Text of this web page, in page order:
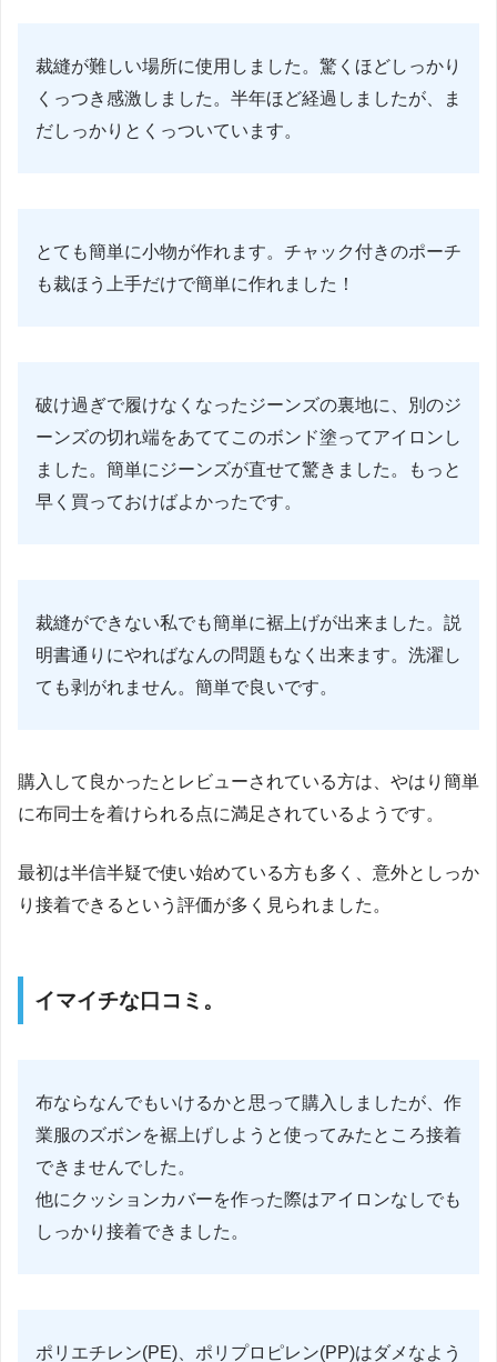
裁縫が難しい場所に使用しました。驚くほどしっかり
くっつき感激しました。半年ほど経過しましたが、ま
だしっかりとくっついています。
とても簡単に小物が作れます。チャック付きのポーチ
も裁ほう上手だけで簡単に作れました！
破け過ぎで履けなくなったジーンズの裏地に、別のジ
ーンズの切れ端をあててこのボンド塗ってアイロンし
ました。簡単にジーンズが直せて驚きました。もっと
早く買っておけばよかったです。
裁縫ができない私でも簡単に裾上げが出来ました。説
明書通りにやればなんの問題もなく出来ます。洗濯し
ても剥がれません。簡単で良いです。
購入して良かったとレビューされている方は、やはり簡単
に布同士を着けられる点に満足されているようです。
最初は半信半疑で使い始めている方も多く、意外としっか
り接着できるという評価が多く見られました。
イマイチな口コミ。
布ならなんでもいけるかと思って購入しましたが、作
業服のズボンを裾上げしようと使ってみたところ接着
できませんでした。
他にクッションカバーを作った際はアイロンなしでも
しっかり接着できました。
ポリエチレン(PE)、ポリプロピレン(PP)はダメなよう